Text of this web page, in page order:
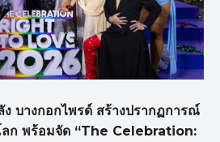
บางกอกไพรด์ สร้างปรากฏการณ์
ลก พร้อมจัด “The Celebration: